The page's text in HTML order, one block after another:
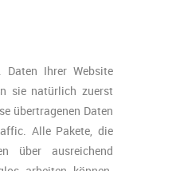
Ihrer Website
sie natürlich zuerst
übertragenen Daten
Alle Pakete, die
über ausreichend